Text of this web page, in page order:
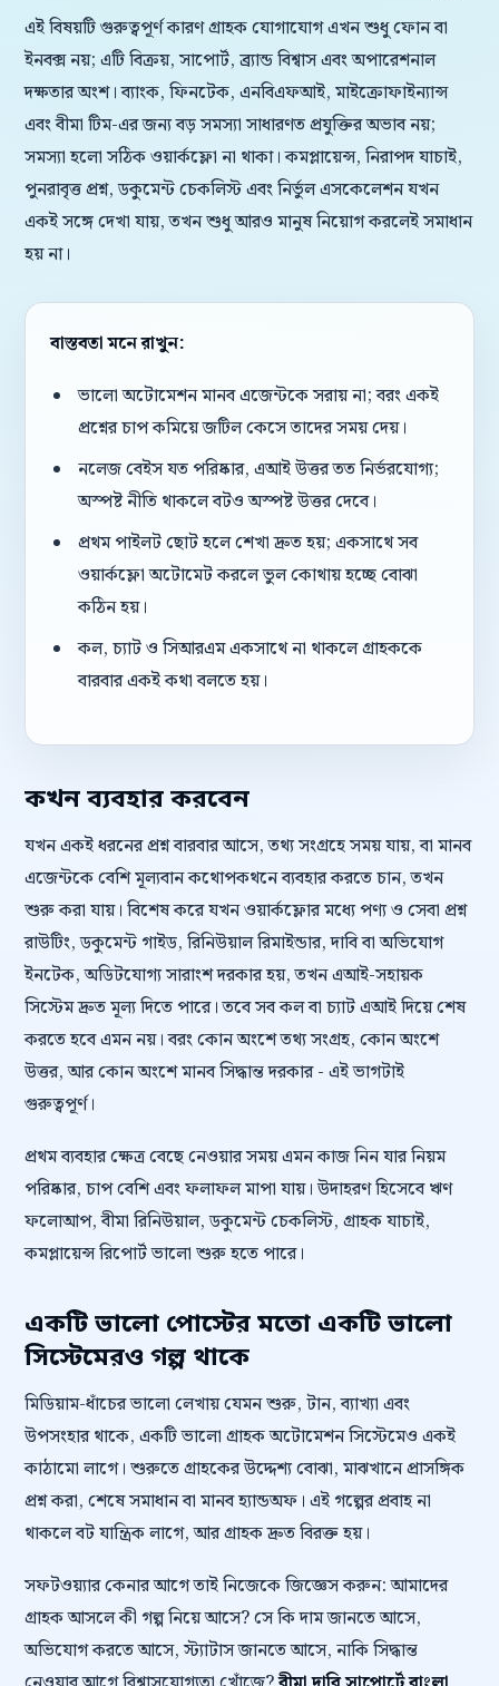
এই বিষয়টি গুরুত্বপূর্ণ কারণ গ্রাহক যোগাযোগ এখন শুধু ফোন বা
ইনবক্স নয়; এটি বিক্রয়, সাপোর্ট, ব্র্যান্ড বিশ্বাস এবং অপারেশনাল
দক্ষতার অংশ। ব্যাংক, ফিনটেক, এনবিএফআই, মাইক্রোফাইন্যান্স
এবং বীমা টিম-এর জন্য বড় সমস্যা সাধারণত প্রযুক্তির অভাব নয়;
সমস্যা হলো সঠিক ওয়ার্কফ্লো না থাকা। কমপ্লায়েন্স, নিরাপদ যাচাই,
পুনরাবৃত্ত প্রশ্ন, ডকুমেন্ট চেকলিস্ট এবং নির্ভুল এসকেলেশন যখন
একই সঙ্গে দেখা যায়, তখন শুধু আরও মানুষ নিয়োগ করলেই সমাধান
হয় না।
বাস্তবতা মনে রাখুন:
ভালো অটোমেশন মানব এজেন্টকে সরায় না; বরং একই
প্রশ্নের চাপ কমিয়ে জটিল কেসে তাদের সময় দেয়।
নলেজ বেইস যত পরিষ্কার, এআই উত্তর তত নির্ভরযোগ্য;
অস্পষ্ট নীতি থাকলে বটও অস্পষ্ট উত্তর দেবে।
প্রথম পাইলট ছোট হলে শেখা দ্রুত হয়; একসাথে সব
ওয়ার্কফ্লো অটোমেট করলে ভুল কোথায় হচ্ছে বোঝা
কঠিন হয়।
কল, চ্যাট ও সিআরএম একসাথে না থাকলে গ্রাহককে
বারবার একই কথা বলতে হয়।
কখন ব্যবহার করবেন
যখন একই ধরনের প্রশ্ন বারবার আসে, তথ্য সংগ্রহে সময় যায়, বা মানব
এজেন্টকে বেশি মূল্যবান কথোপকথনে ব্যবহার করতে চান, তখন
শুরু করা যায়। বিশেষ করে যখন ওয়ার্কফ্লোর মধ্যে পণ্য ও সেবা প্রশ্ন
রাউটিং, ডকুমেন্ট গাইড, রিনিউয়াল রিমাইন্ডার, দাবি বা অভিযোগ
ইনটেক, অডিটযোগ্য সারাংশ দরকার হয়, তখন এআই-সহায়ক
সিস্টেম দ্রুত মূল্য দিতে পারে। তবে সব কল বা চ্যাট এআই দিয়ে শেষ
করতে হবে এমন নয়। বরং কোন অংশে তথ্য সংগ্রহ, কোন অংশে
উত্তর, আর কোন অংশে মানব সিদ্ধান্ত দরকার - এই ভাগটাই
গুরুত্বপূর্ণ।
প্রথম ব্যবহার ক্ষেত্র বেছে নেওয়ার সময় এমন কাজ নিন যার নিয়ম
পরিষ্কার, চাপ বেশি এবং ফলাফল মাপা যায়। উদাহরণ হিসেবে ঋণ
ফলোআপ, বীমা রিনিউয়াল, ডকুমেন্ট চেকলিস্ট, গ্রাহক যাচাই,
কমপ্লায়েন্স রিপোর্ট ভালো শুরু হতে পারে।
একটি ভালো পোস্টের মতো একটি ভালো
সিস্টেমেরও গল্প থাকে
মিডিয়াম-ধাঁচের ভালো লেখায় যেমন শুরু, টান, ব্যাখ্যা এবং
উপসংহার থাকে, একটি ভালো গ্রাহক অটোমেশন সিস্টেমেও একই
কাঠামো লাগে। শুরুতে গ্রাহকের উদ্দেশ্য বোঝা, মাঝখানে প্রাসঙ্গিক
প্রশ্ন করা, শেষে সমাধান বা মানব হ্যান্ডঅফ। এই গল্পের প্রবাহ না
থাকলে বট যান্ত্রিক লাগে, আর গ্রাহক দ্রুত বিরক্ত হয়।
সফটওয়্যার কেনার আগে তাই নিজেকে জিজ্ঞেস করুন: আমাদের
গ্রাহক আসলে কী গল্প নিয়ে আসে? সে কি দাম জানতে আসে,
অভিযোগ করতে আসে, স্ট্যাটাস জানতে আসে, নাকি সিদ্ধান্ত